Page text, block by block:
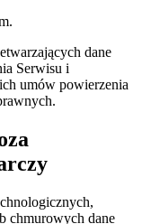
dane
Serwisu i
umów powierzenia
chmurowych dane